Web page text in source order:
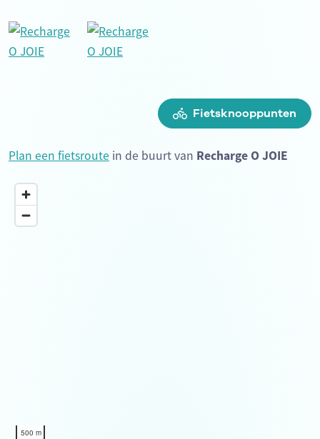
Fietsknooppunten
Plan een fietsroute in de buurt van Recharge O JOIE
500 m